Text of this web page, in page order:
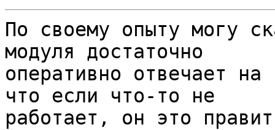
По своему опыту могу
модуля достаточно
оперативно отвечает
что если что-то не
работает, он это